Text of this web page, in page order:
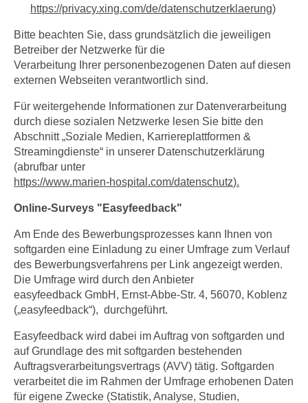
https://privacy.xing.com/de/datenschutzerklaerung)
Bitte beachten Sie, dass grundsätzlich die jeweiligen
Betreiber der Netzwerke für die
Verarbeitung Ihrer personenbezogenen Daten auf diesen
externen Webseiten verantwortlich sind.
Für weitergehende Informationen zur Datenverarbeitung
durch diese sozialen Netzwerke lesen Sie bitte den
Abschnitt „Soziale Medien, Karriereplattformen &
Streamingdienste“ in unserer Datenschutzerklärung
(abrufbar unter
https://www.marien-hospital.com/datenschutz).
Online-Surveys "Easyfeedback"
Am Ende des Bewerbungsprozesses kann Ihnen von
softgarden eine Einladung zu einer Umfrage zum Verlauf
des Bewerbungsverfahrens per Link angezeigt werden.
Die Umfrage wird durch den Anbieter
easyfeedback GmbH, Ernst-Abbe-Str. 4, 56070, Koblenz
(„easyfeedback“), durchgeführt.
Easyfeedback wird dabei im Auftrag von softgarden und
auf Grundlage des mit softgarden bestehenden
Auftragsverarbeitungsvertrags (AVV) tätig. Softgarden
verarbeitet die im Rahmen der Umfrage erhobenen Daten
für eigene Zwecke (Statistik, Analyse, Studien,